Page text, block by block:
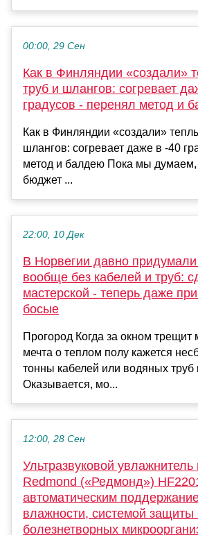
00:00, 29 Сен
Как в Финляндии «создали»
труб и шлангов: согревает
градусов - перенял метод и
Как в Финляндии «создали»
шлангов: согревает даже в -40
метод и балдею Пока мы думаем,
бюджет ...
22:00, 10 Дек
В Норвегии давно
вообще без кабелей и труб:
мастерской - теперь даже
босые
Прогород Когда за окном трещит
мечта о теплом полу кажется
тонны кабелей или водяных труб
Оказывается, мо...
12:00, 28 Сен
Ультразвуковой увлажнитель
Redmond («Редмонд»)
автоматическим
влажности, системой защиты
болезнетворных